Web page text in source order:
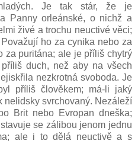
Je tak stár, že je
Panny orleánské, o nichž a
živé a trochu neuctivé věci;
ho za cynika nebo za
za puritána; ale je příliš chytrý
duch, než aby na všech
nezkrotná svoboda. Je
příliš člověkem; má-li jaký
nelidsky svrchovaný. Nezáleží
Brit nebo Evropan dneška;
se zálibou jenom jednu
ale i to dělá neuctivě a s